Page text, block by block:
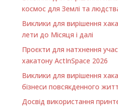
космос для Землі та
Виклики для вирішення
лети до Місяця і далі
Проєкти для натхнення
хакатону ActInSpace 2026
Виклики для вирішення
бізнеси повсякденного
Досвід використання